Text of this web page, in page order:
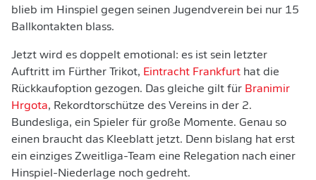
blieb im Hinspiel gegen seinen Jugendverein bei nur 15
Ballkontakten blass.
Jetzt wird es doppelt emotional: es ist sein letzter
Auftritt im Fürther Trikot, Eintracht Frankfurt hat die
Rückkaufoption gezogen. Das gleiche gilt für Branimir
Hrgota, Rekordtorschütze des Vereins in der 2.
Bundesliga, ein Spieler für große Momente. Genau so
einen braucht das Kleeblatt jetzt. Denn bislang hat erst
ein einziges Zweitliga-Team eine Relegation nach einer
Hinspiel-Niederlage noch gedreht.